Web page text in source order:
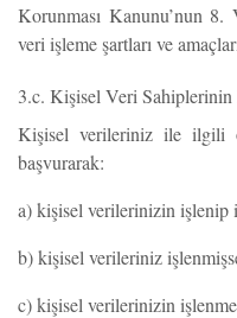
Korunması Kanunu’nun
veri işleme şartları ve
3.c. Kişisel Veri Sahiplerinin
Kişisel verileriniz ile ilgili
başvurarak:
a) kişisel verilerinizin işlenip
b) kişisel verileriniz
c) kişisel verilerinizin işlenme